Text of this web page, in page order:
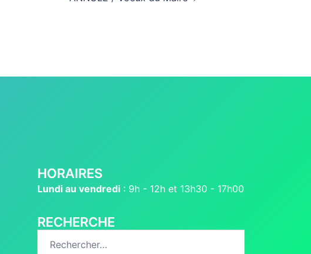
HORAIRES
Lundi au vendredi : 9h - 12h et 13h30 - 17h00
RECHERCHE